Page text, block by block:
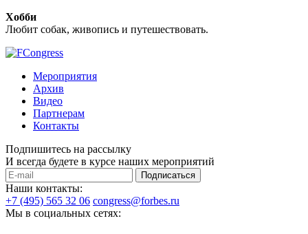
Хобби
Любит собак, живопись и путешествовать.
Мероприятия
Архив
Видео
Партнерам
Контакты
Подпишитесь на рассылку
И всегда будете в курсе наших мероприятий
Подписаться
Наши контакты:
+7 (495) 565 32 06 congress@forbes.ru
Мы в социальных сетях: